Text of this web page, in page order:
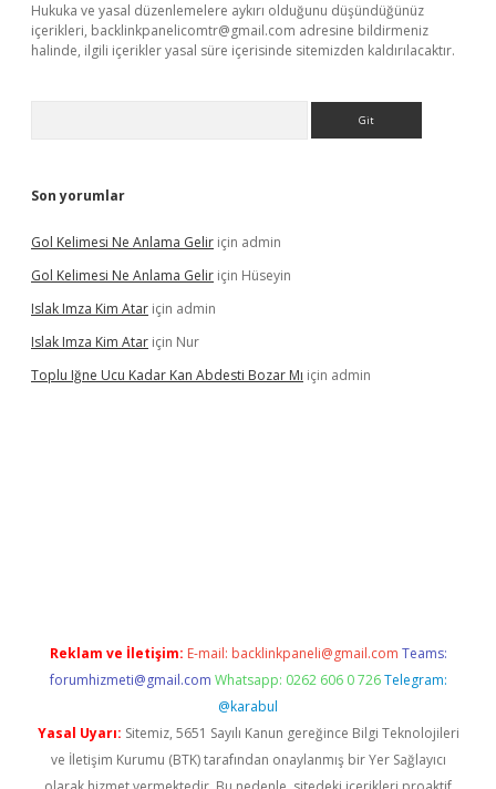
Hukuka ve yasal düzenlemelere aykırı olduğunu düşündüğünüz
içerikleri, backlinkpanelicomtr@gmail.com adresine bildirmeniz
halinde, ilgili içerikler yasal süre içerisinde sitemizden kaldırılacaktır.
Son yorumlar
Gol Kelimesi Ne Anlama Gelir için admin
Gol Kelimesi Ne Anlama Gelir için Hüseyin
Islak Imza Kim Atar için admin
Islak Imza Kim Atar için Nur
Toplu Iğne Ucu Kadar Kan Abdesti Bozar Mı için admin
Reklam ve İletişim: E-mail: backlinkpaneli@gmail.com Teams:
forumhizmeti@gmail.com Whatsapp: 0262 606 0 726 Telegram:
@karabul
Yasal Uyarı: Sitemiz, 5651 Sayılı Kanun gereğince Bilgi Teknolojileri
ve İletişim Kurumu (BTK) tarafından onaylanmış bir Yer Sağlayıcı